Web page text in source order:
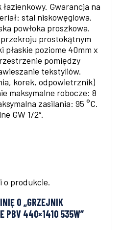
Gwarancja na
stal niskowęglowa.
powłoka proszkowa.
prostokątnym
płaskie poziome 40mm x
pomiędzy
tekstyliów.
korek, odpowietrznik)
maksymalne robocze: 8
zasilania: 95 °C.
GW 1/2″.
o produkcie.
O „GRZEJNIK
PBV 440×1410 535W”